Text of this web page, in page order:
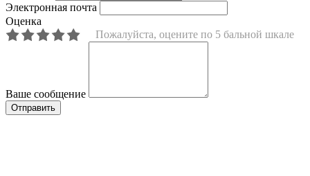
Электронная почта
Оценка
Пожалуйста, оцените по 5 бальной шкале
Ваше сообщение